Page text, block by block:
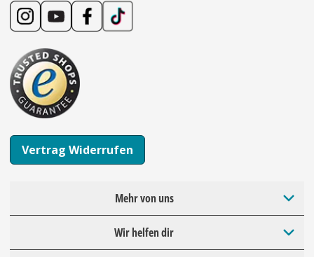
Vertrag Widerrufen
Mehr von uns
Wir helfen dir